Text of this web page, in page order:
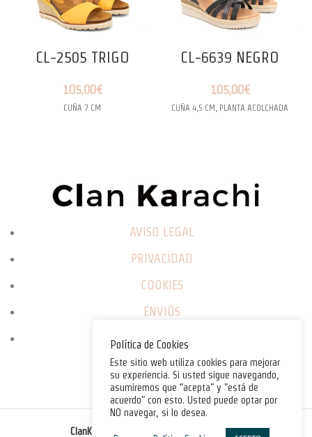
CL-2505 TRIGO
105,00€
CUÑA 7 CM
CL-6639 NEGRO
105,00€
CUÑA 4,5 CM, PLANTA ACOLCHADA
AVISO LEGAL
PRIVACIDAD
COOKIES
ENVIÓS
CAMBIOS / DEVOLUCIONES
ClanKarachi.com . All rights reserved.©
Política de Cookies
Este sitio web utiliza cookies para mejorar
su experiencia. Si usted sigue navegando,
asumiremos que “acepta" y "está de
acuerdo" con esto. Usted puede optar por
NO navegar, si lo desea.